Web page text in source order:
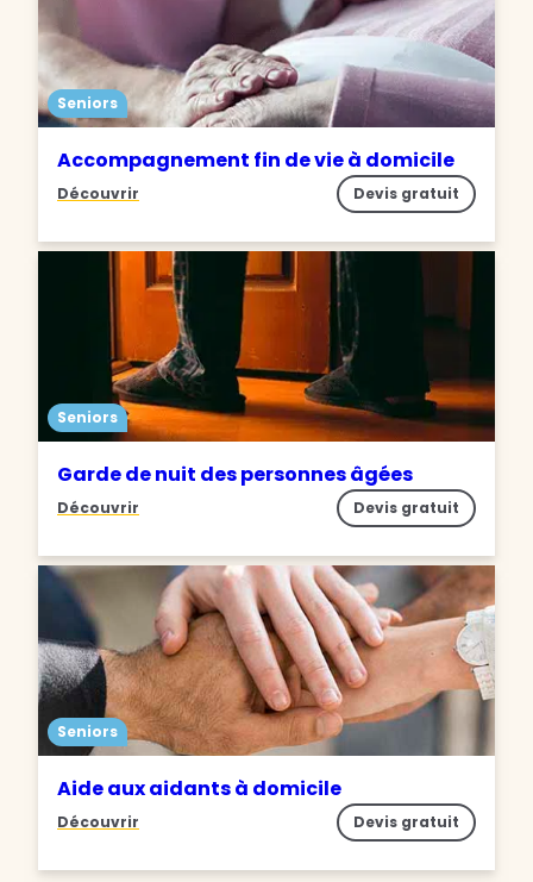
Seniors
Accompagnement fin de vie à domicile
Découvrir Devis gratuit
Seniors
Garde de nuit des personnes âgées
Découvrir Devis gratuit
Seniors
Aide aux aidants à domicile
Découvrir Devis gratuit